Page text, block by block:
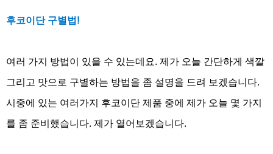
후코이단 구별법 !
여러 가지 방법이 있을 수 있는데요. 제가 오늘 간단하게 색깔
그리고 맛으로 구별하는 방법을 좀 설명을 드려 보겠습니다.
시중에 있는 여러가지 후코이단 제품 중에 제가 오늘 몇 가지
를 좀 준비했습니다. 제가 열어보겠습니다.